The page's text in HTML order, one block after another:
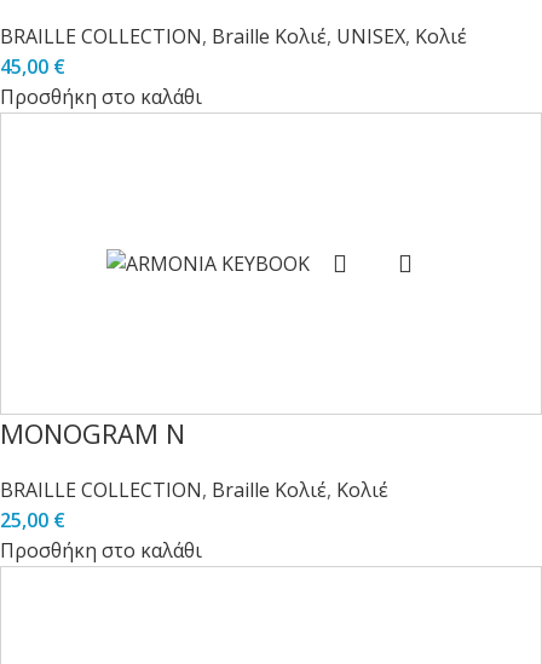
BRAILLE COLLECTION, Braille Κολιέ, UNISEX, Κολιέ
45,00 €
Προσθήκη στο καλάθι
MONOGRAM N
BRAILLE COLLECTION, Braille Κολιέ, Κολιέ
25,00 €
Προσθήκη στο καλάθι